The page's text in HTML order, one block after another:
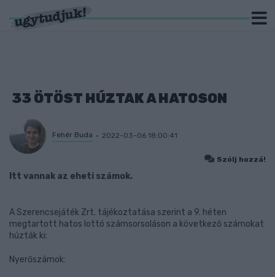
33 ÖTÖST HÚZTAK A HATOSON
Fehér Buda 2022-03-06 18:00:41
Szólj hozzá!
Itt vannak az eheti számok.
A Szerencsejáték Zrt. tájékoztatása szerint a 9. héten
megtartott hatos lottó számsorsoláson a következő számokat
húzták ki:
Nyerőszámok: